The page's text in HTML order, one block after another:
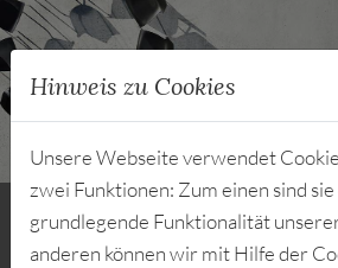
Informieren und
Hinweis zu Cookies
Unsere Webseite verwendet
zwei Funktionen: Zum einen sind
grundlegende Funktionalität
anderen können wir mit Hilfe der